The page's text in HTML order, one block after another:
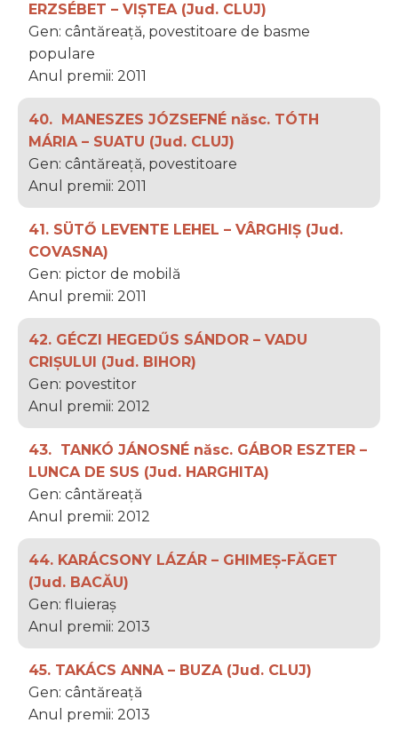
ERZSÉBET – VIȘTEA (Jud. CLUJ)
Gen: cântăreață, povestitoare de basme
populare
Anul premii: 2011
40. MANESZES JÓZSEFNÉ născ. TÓTH
MÁRIA – SUATU (Jud. CLUJ)
Gen: cântăreață, povestitoare
Anul premii: 2011
41. SÜTŐ LEVENTE LEHEL – VÂRGHIȘ (Jud.
COVASNA)
Gen: pictor de mobilă
Anul premii: 2011
42. GÉCZI HEGEDŰS SÁNDOR – VADU
CRIȘULUI (Jud. BIHOR)
Gen: povestitor
Anul premii: 2012
43. TANKÓ JÁNOSNÉ născ. GÁBOR ESZTER –
LUNCA DE SUS (Jud. HARGHITA)
Gen: cântăreață
Anul premii: 2012
44. KARÁCSONY LÁZÁR – GHIMEȘ-FĂGET
(Jud. BACĂU)
Gen: fluieraș
Anul premii: 2013
45. TAKÁCS ANNA – BUZA (Jud. CLUJ)
Gen: cântăreață
Anul premii: 2013